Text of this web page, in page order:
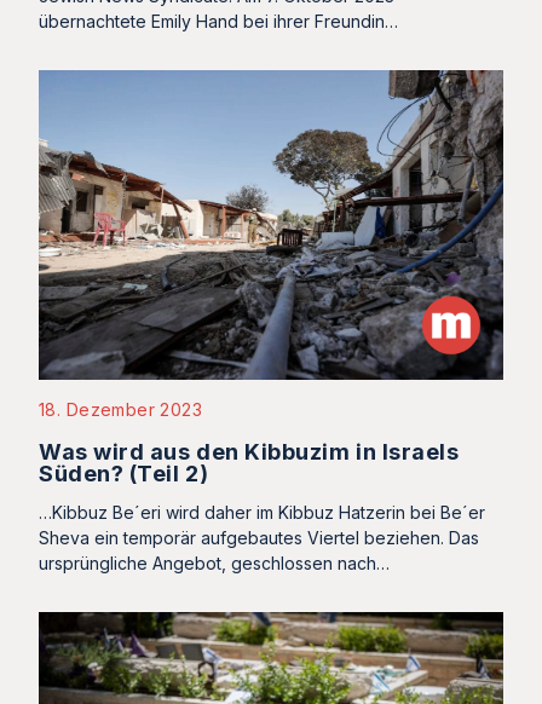
übernachtete Emily Hand bei ihrer Freundin…
18. Dezember 2023
Was wird aus den Kibbuzim in Israels
Süden? (Teil 2)
…Kibbuz Be´eri wird daher im Kibbuz Hatzerin bei Be´er
Sheva ein temporär aufgebautes Viertel beziehen. Das
ursprüngliche Angebot, geschlossen nach…